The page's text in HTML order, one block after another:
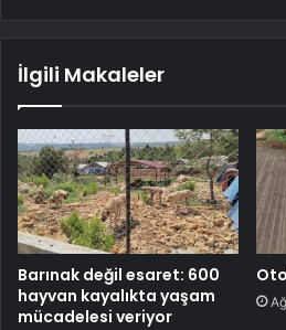
İlgili Makaleler
Barınak değil esaret: 600
hayvan kayalıkta yaşam
mücadelesi veriyor